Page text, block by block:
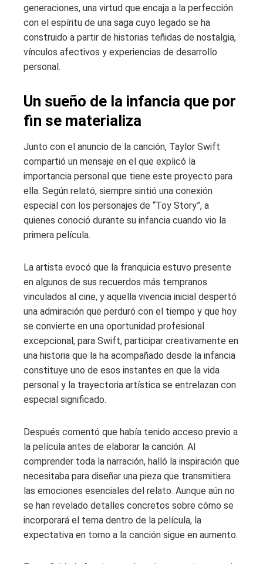
generaciones, una virtud que encaja a la perfección
con el espíritu de una saga cuyo legado se ha
construido a partir de historias teñidas de nostalgia,
vínculos afectivos y experiencias de desarrollo
personal.
Un sueño de la infancia que por
fin se materializa
Junto con el anuncio de la canción, Taylor Swift
compartió un mensaje en el que explicó la
importancia personal que tiene este proyecto para
ella. Según relató, siempre sintió una conexión
especial con los personajes de “Toy Story”, a
quienes conoció durante su infancia cuando vio la
primera película.
La artista evocó que la franquicia estuvo presente
en algunos de sus recuerdos más tempranos
vinculados al cine, y aquella vivencia inicial despertó
una admiración que perduró con el tiempo y que hoy
se convierte en una oportunidad profesional
excepcional; para Swift, participar creativamente en
una historia que la ha acompañado desde la infancia
constituye uno de esos instantes en que la vida
personal y la trayectoria artística se entrelazan con
especial significado.
Después comentó que había tenido acceso previo a
la película antes de elaborar la canción. Al
comprender toda la narración, halló la inspiración que
necesitaba para diseñar una pieza que transmitiera
las emociones esenciales del relato. Aunque aún no
se han revelado detalles concretos sobre cómo se
incorporará el tema dentro de la película, la
expectativa en torno a la canción sigue en aumento.